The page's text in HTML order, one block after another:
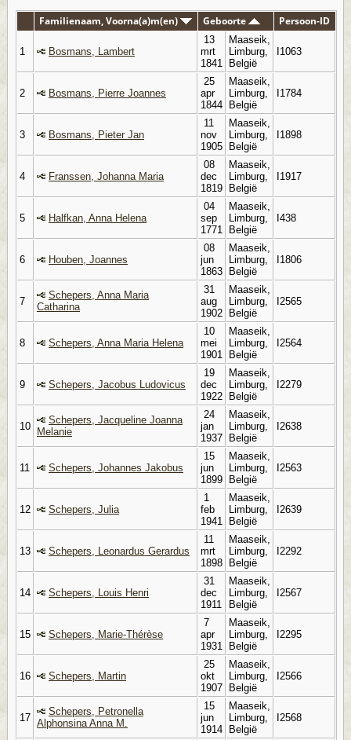
Familienaam, Voorna(a)m(en) Geboorte Persoon-ID
1 Bosmans, Lambert
13
mrt
1841
Maaseik,
Limburg,
België
I1063
2 Bosmans, Pierre Joannes
25
apr
1844
Maaseik,
Limburg,
België
I1784
3 Bosmans, Pieter Jan
11
nov
1905
Maaseik,
Limburg,
België
I1898
4 Franssen, Johanna Maria
08
dec
1819
Maaseik,
Limburg,
België
I1917
5 Halfkan, Anna Helena
04
sep
1771
Maaseik,
Limburg,
België
I438
6 Houben, Joannes
08
jun
1863
Maaseik,
Limburg,
België
I1806
7
Schepers, Anna Maria
Catharina
31
aug
1902
Maaseik,
Limburg,
België
I2565
8 Schepers, Anna Maria Helena
10
mei
1901
Maaseik,
Limburg,
België
I2564
9 Schepers, Jacobus Ludovicus
19
dec
1922
Maaseik,
Limburg,
België
I2279
10
Schepers, Jacqueline Joanna
Melanie
24
jan
1937
Maaseik,
Limburg,
België
I2638
11 Schepers, Johannes Jakobus
15
jun
1899
Maaseik,
Limburg,
België
I2563
12 Schepers, Julia
1
feb
1941
Maaseik,
Limburg,
België
I2639
13 Schepers, Leonardus Gerardus
11
mrt
1898
Maaseik,
Limburg,
België
I2292
14 Schepers, Louis Henri
31
dec
1911
Maaseik,
Limburg,
België
I2567
15 Schepers, Marie-Thérèse
7
apr
1931
Maaseik,
Limburg,
België
I2295
16 Schepers, Martin
25
okt
1907
Maaseik,
Limburg,
België
I2566
17
Schepers, Petronella
Alphonsina Anna M.
15
jun
1914
Maaseik,
Limburg,
België
I2568